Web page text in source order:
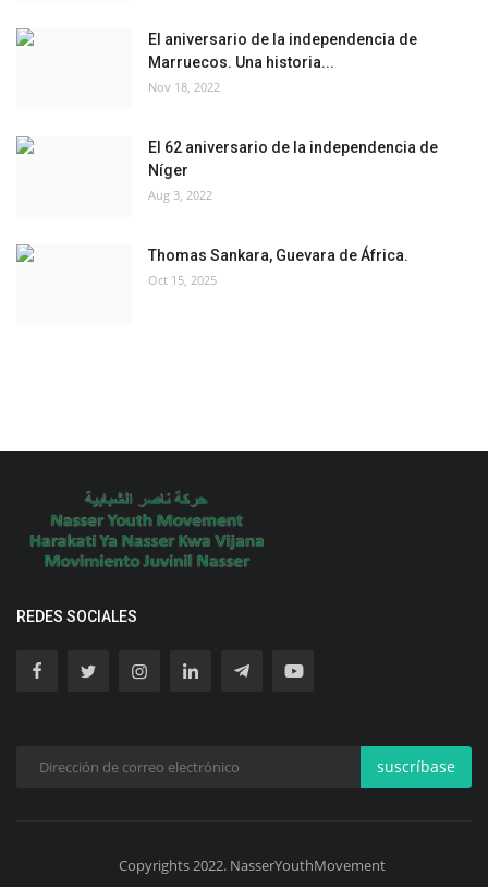
El aniversario de la independencia de
Marruecos. Una historia...
Nov 18, 2022
El 62 aniversario de la independencia de
Níger
Aug 3, 2022
Thomas Sankara, Guevara de África.
Oct 15, 2025
REDES SOCIALES
suscríbase
Copyrights 2022. NasserYouthMovement